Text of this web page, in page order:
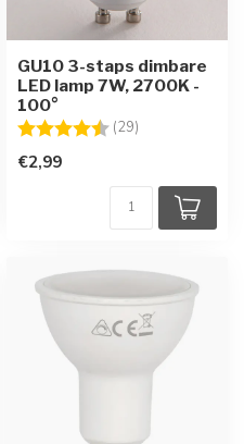
GU10 3-staps dimbare
LED lamp 7W, 2700K -
100°
Beoordeling: (29)
€2,99